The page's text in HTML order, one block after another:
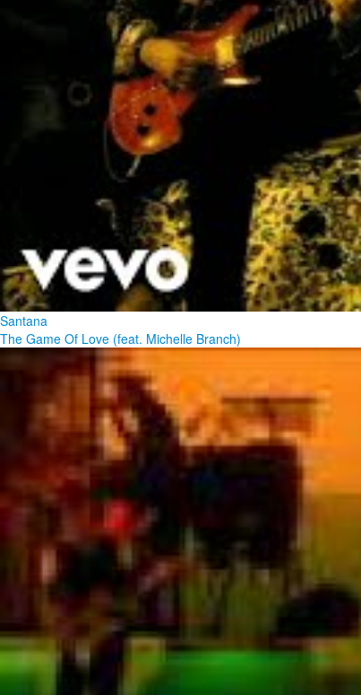
Santana
The Game Of Love (feat. Michelle Branch)